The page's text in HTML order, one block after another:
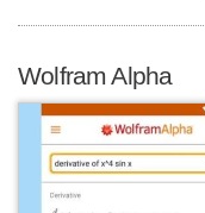
Wolfram Alpha